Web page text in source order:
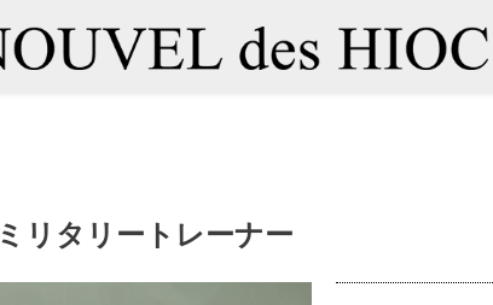
リタリートレーナー